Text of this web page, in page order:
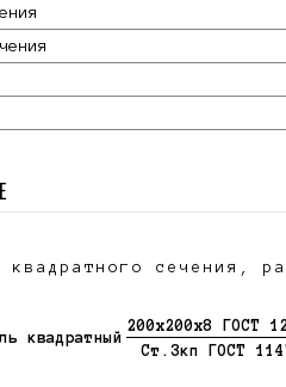
сечения,
квадратный
200х200х8 ГОСТ
Ст.3кп ГОСТ